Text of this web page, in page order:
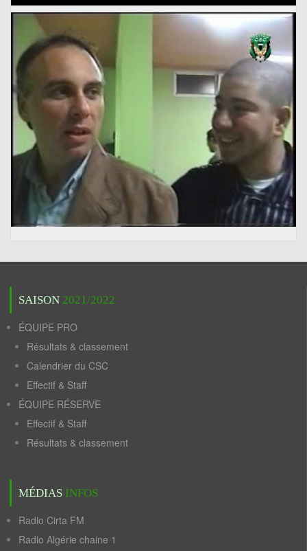
SAISON 2021/2022
ÉQUIPE PRO
Résultats & classement
Calendrier du CSC
Effectif & Staff
ÉQUIPE RÉSERVE
Effectif & Staff
Résultats & classement
MÉDIAS INFOS
Radio Cirta FM
Radio Algérie chaine 1